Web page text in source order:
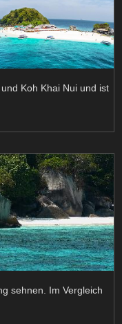
Koh Khai Nui und ist
sehnen. Im Vergleich